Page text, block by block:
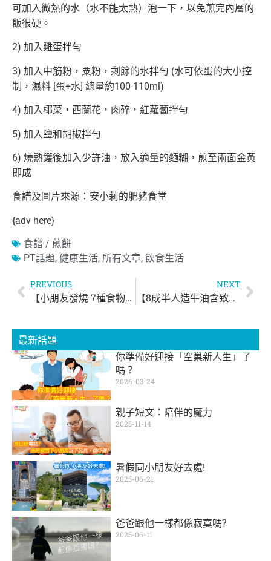
可加入微熱的水（水不能太熱）泡一下，以免煎完內層的
飯很硬。
2) 加入雞蛋拌勻
3) 加入中筋粉，粟粉，剩餘的水拌勻 (水可依蛋的大小控
制，濕料 [蛋+水] 總量約100-110ml)
4) 加入椰菜，西蘭花，肉碎，紅蘿蔔拌勻
5) 加入鹽和胡椒拌勻
6) 燒熱鑊後加入少許油，放入適量的麵糊，煎至兩面金黃
即成
食譜及圖片來源：安小莉的肥豬食堂
{adv here}
食譜 / 煎餅
PT話題, 健康生活, 所有文章, 飲食生活
PREVIOUS
【小朋友發燒 7種食物不能吃！】
NEXT
【8成半人造牛油含致癌物】小量攝取可影響兒童健康
最新話題
你準備好迎接「空巢新人生」了
嗎？
2026-03-24
親子短文：陪伴的魔力
2025-11-14
暑假同小朋友好去處!
2025-06-21
爸爸跟他一樣都係寂寞嗎?
2025-06-11